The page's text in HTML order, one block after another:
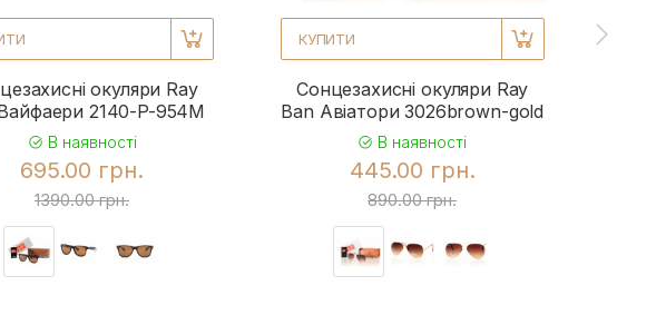
окуляри Ray
2140-P-954M
В наявності
695.00 грн.
1390.00 грн.
КУПИТИ
Сонцезахисні окуляри Ray
Ban Авіатори 3026brown-gold
В наявності
445.00 грн.
890.00 грн.